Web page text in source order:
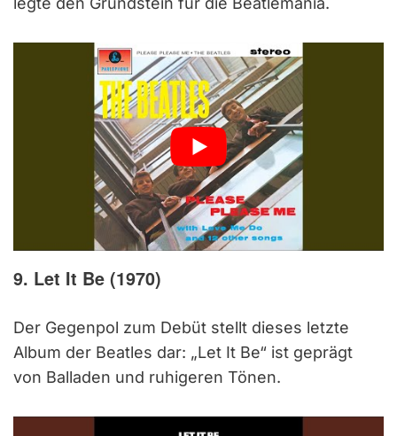
9. Let It Be (1970)
Der Gegenpol zum Debüt stellt dieses letzte
Album der Beatles dar: „Let It Be“ ist geprägt
von Balladen und ruhigeren Tönen.